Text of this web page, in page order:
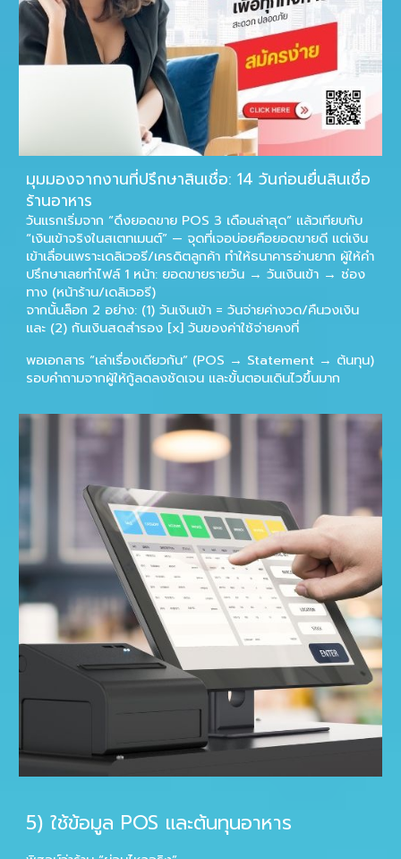
มุมมองจากงานที่ปรึกษาสินเชื่อ: 14 วันก่อนยื่นสินเชื่อ
ร้านอาหาร
วันแรกเริ่มจาก “ดึงยอดขาย POS 3 เดือนล่าสุด” แล้วเทียบกับ
“เงินเข้าจริงในสเตทเมนต์” — จุดที่เจอบ่อยคือยอดขายดี แต่เงิน
เข้าเลื่อนเพราะเดลิเวอรี/เครดิตลูกค้า ทำให้ธนาคารอ่านยาก ผู้ให้คำ
ปรึกษาเลยทำไฟล์ 1 หน้า: ยอดขายรายวัน → วันเงินเข้า → ช่อง
ทาง (หน้าร้าน/เดลิเวอรี)
จากนั้นล็อก 2 อย่าง: (1) วันเงินเข้า = วันจ่ายค่างวด/คืนวงเงิน
และ (2) กันเงินสดสำรอง [x] วันของค่าใช้จ่ายคงที่
พอเอกสาร “เล่าเรื่องเดียวกัน” (POS → Statement → ต้นทุน)
รอบคำถามจากผู้ให้กู้ลดลงชัดเจน และขั้นตอนเดินไวขึ้นมาก
5) ใช้ข้อมูล POS และต้นทุนอาหาร